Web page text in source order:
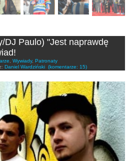
DJ Paulo) "Jest naprawdę
Wywiady, Patronaty
Daniel Wardziński (komentarze: 15)